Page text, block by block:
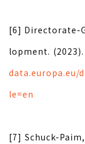
[6] Directorate-
lopment.
data.europa.eu/
le=en
[7] Schuck-